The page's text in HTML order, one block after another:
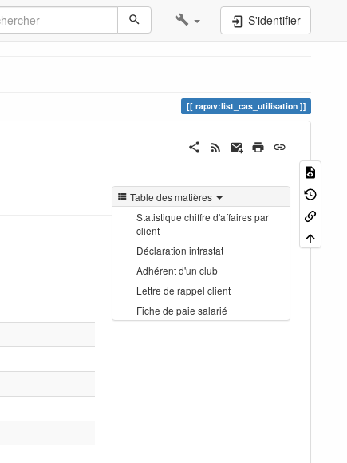
S'identifier
rapav:list_cas_utilisation
Table des matières
Statistique chiffre d'affaires par
client
Déclaration intrastat
Adhérent d'un club
Lettre de rappel client
Fiche de paie salarié